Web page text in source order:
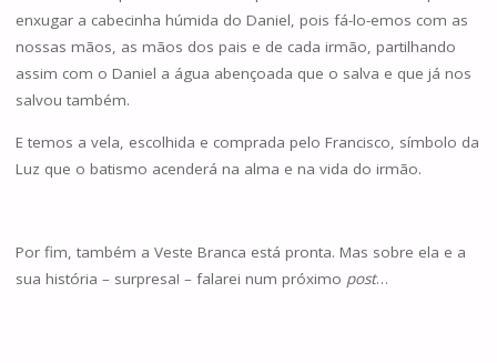
enxugar a cabecinha húmida do Daniel, pois fá-lo-emos com as
nossas mãos, as mãos dos pais e de cada irmão, partilhando
assim com o Daniel a água abençoada que o salva e que já nos
salvou também.
E temos a vela, escolhida e comprada pelo Francisco, símbolo da
Luz que o batismo acenderá na alma e na vida do irmão.
Por fim, também a Veste Branca está pronta. Mas sobre ela e a
sua história – surpresa! – falarei num próximo post…